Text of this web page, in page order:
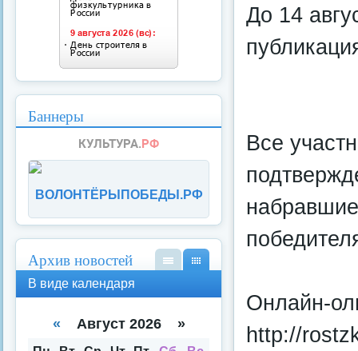
До 14
Все
Онлайн-
http://
Баннеры
ВОЛОНТЁРЫПОБЕДЫ.РФ
Архив новостей
кал
спи
В виде календаря
« Август 2026 »